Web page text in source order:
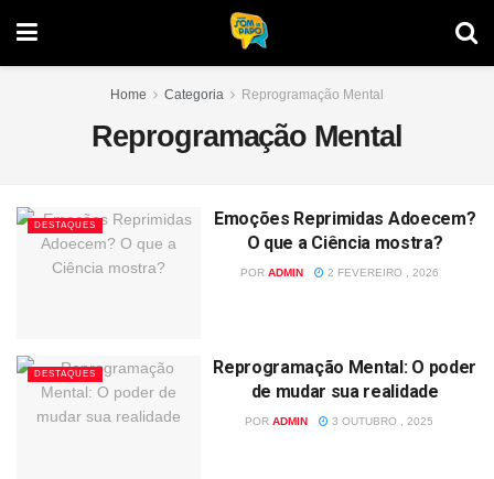
Home Categoria Reprogramação Mental
Reprogramação Mental
DESTAQUES
Emoções Reprimidas Adoecem?
O que a Ciência mostra?
POR ADMIN 2 FEVEREIRO , 2026
DESTAQUES
Reprogramação Mental: O poder
de mudar sua realidade
POR ADMIN 3 OUTUBRO , 2025